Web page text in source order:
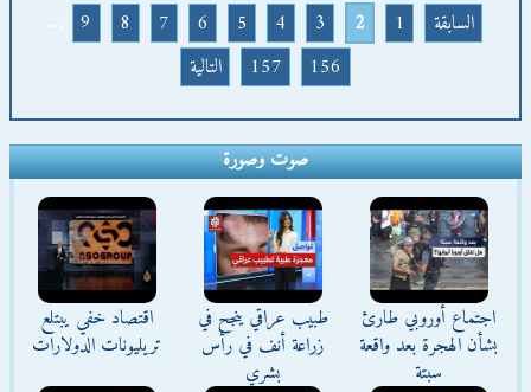
السابقة 1
2
3
4
5
6
7
8
9
156
157 التالية
صوت وصورة
اجتماع أوروبي طارئ
بشأن الهجرة بعد واقعة
سبتة
طبيب عراقي ينجح في
زراعة أنف في رأس
بشري
اقتصاد خفي يبتلع
تريليونات الدولارات